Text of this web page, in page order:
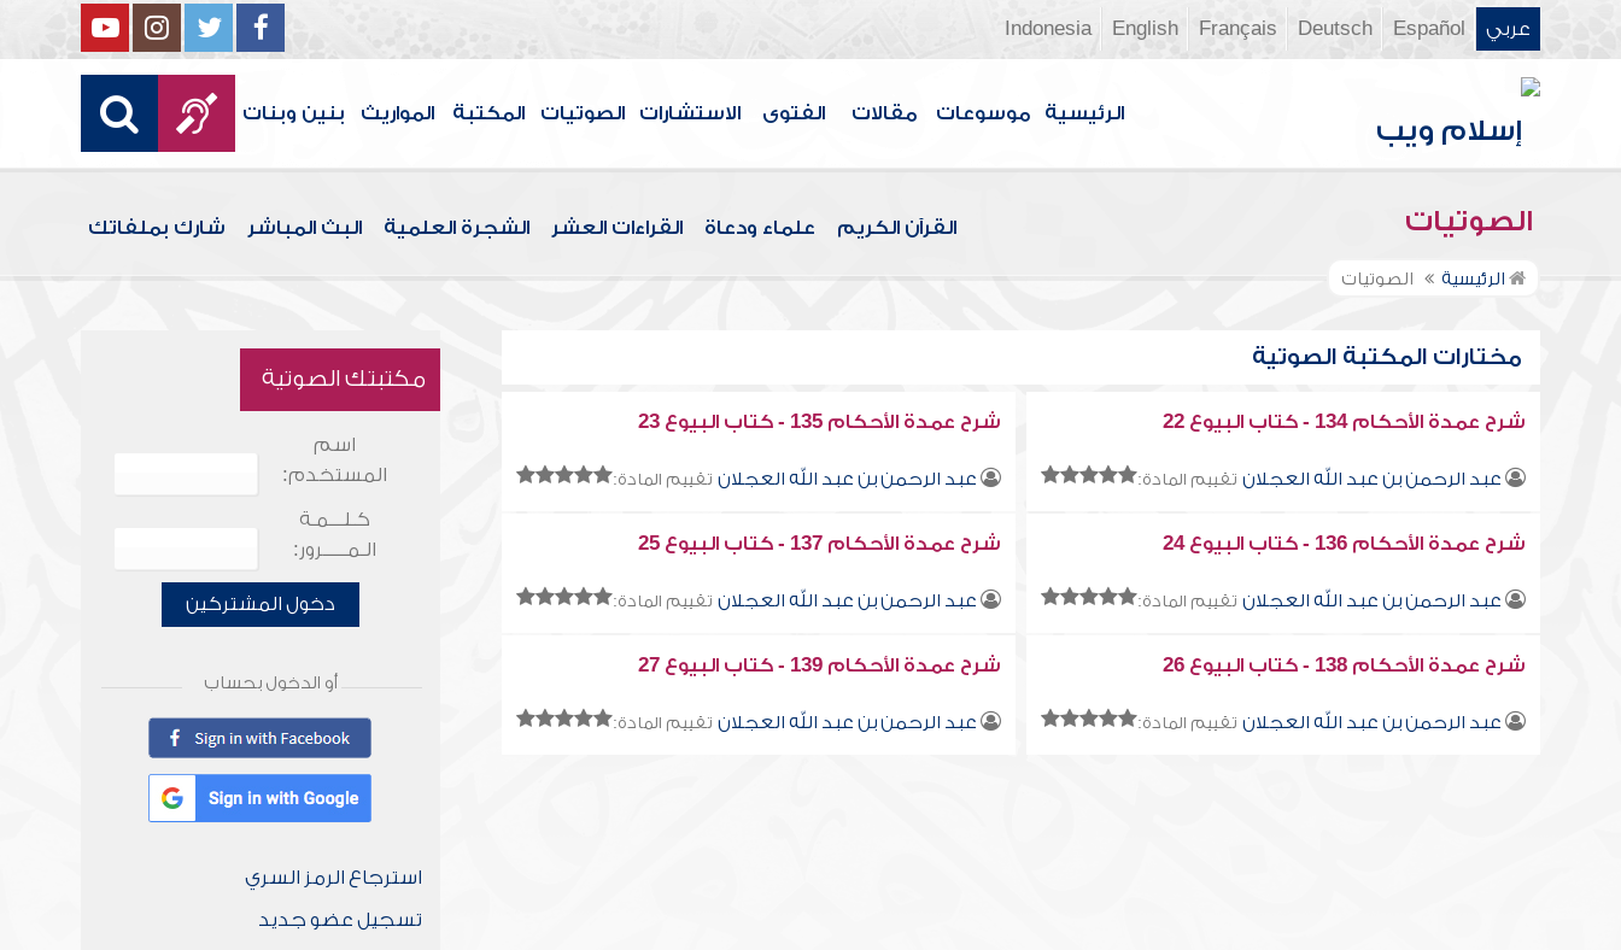
عربي Español
Deutsch
Français
English
Indonesia
الرئيسية موسوعات مقالات الفتوى الاستشارات الصوتيات المكتبة المواريث بنين وبنات
الصوتيات القرآن الكريم علماء ودعاة القراءات العشر الشجرة العلمية البث المباشر شارك بملفاتك
الرئيسية الصوتيات
مختارات المكتبة الصوتية
شرح عمدة الأحكام 134 - كتاب البيوع 22
عبد الرحمن بن عبد الله العجلان تقييم المادة:
شرح عمدة الأحكام 135 - كتاب البيوع 23
عبد الرحمن بن عبد الله العجلان تقييم المادة:
شرح عمدة الأحكام 136 - كتاب البيوع 24
عبد الرحمن بن عبد الله العجلان تقييم المادة:
شرح عمدة الأحكام 137 - كتاب البيوع 25
عبد الرحمن بن عبد الله العجلان تقييم المادة:
شرح عمدة الأحكام 138 - كتاب البيوع 26
عبد الرحمن بن عبد الله العجلان تقييم المادة:
شرح عمدة الأحكام 139 - كتاب البيوع 27
عبد الرحمن بن عبد الله العجلان تقييم المادة:
مكتبتك الصوتية
اسم
المستخدم:
كـلـــمـة
الـمـــــرور:
دخول المشتركين
أو الدخول بحساب
استرجاع الرمز السري
تسجيل عضو جديد